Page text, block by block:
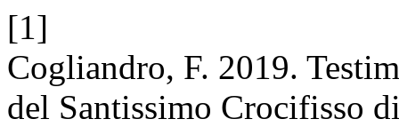
[1]
Cogliandro, F. 2019.
del Santissimo Crocifisso